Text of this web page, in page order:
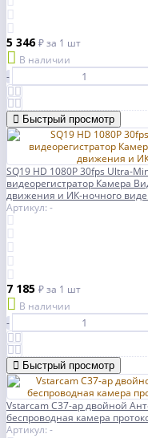
5 346₽за 1 шт
В наличии
-
Быстрый просмотр
SQ19 HD 1080P 30fps Ultra-
видеорегистратор Камера
движения и ИК-ночного
Артикул: -
7 185 ₽за 1 шт
В наличии
-
Быстрый просмотр
Vstarcam C37-ар двойной
беспроводная камера
Артикул: -